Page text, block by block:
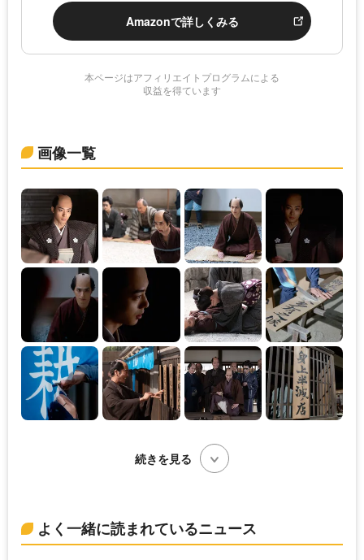
Amazonで詳しくみる
本ページはアフィリエイトプログラムによる
収益を得ています
画像一覧
続きを見る
よく一緒に読まれているニュース